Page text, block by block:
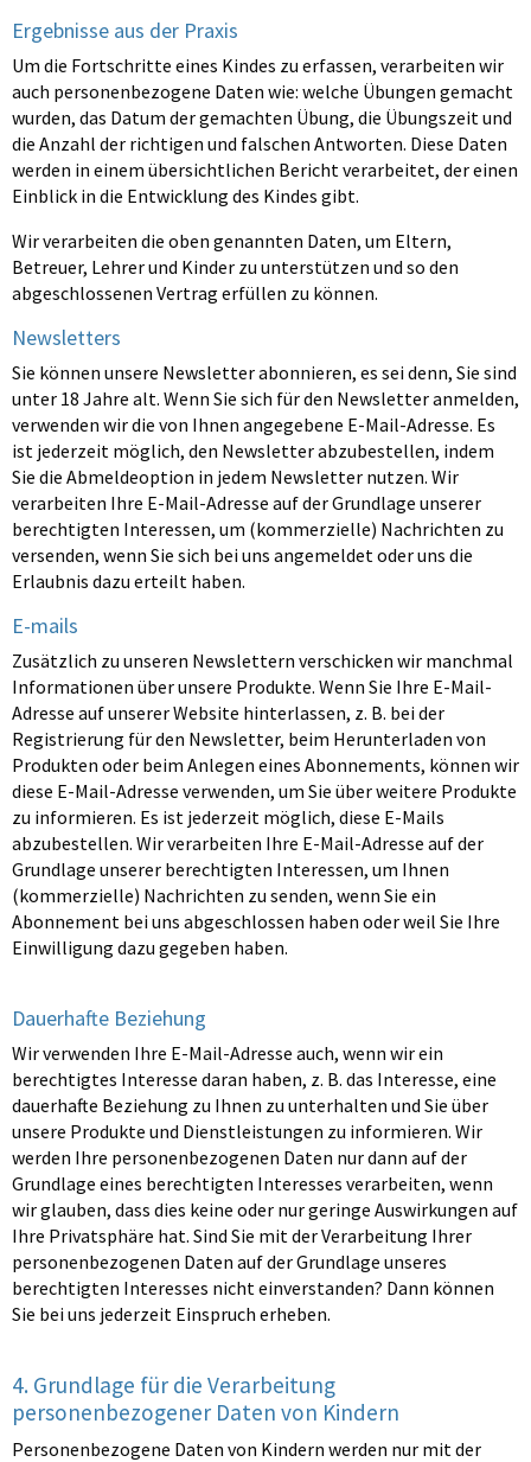
Ergebnisse aus der Praxis
Um die Fortschritte eines Kindes zu erfassen, verarbeiten wir
auch personenbezogene Daten wie: welche Übungen gemacht
wurden, das Datum der gemachten Übung, die Übungszeit und
die Anzahl der richtigen und falschen Antworten. Diese Daten
werden in einem übersichtlichen Bericht verarbeitet, der einen
Einblick in die Entwicklung des Kindes gibt.
Wir verarbeiten die oben genannten Daten, um Eltern,
Betreuer, Lehrer und Kinder zu unterstützen und so den
abgeschlossenen Vertrag erfüllen zu können.
Newsletters
Sie können unsere Newsletter abonnieren, es sei denn, Sie sind
unter 18 Jahre alt. Wenn Sie sich für den Newsletter anmelden,
verwenden wir die von Ihnen angegebene E-Mail-Adresse. Es
ist jederzeit möglich, den Newsletter abzubestellen, indem
Sie die Abmeldeoption in jedem Newsletter nutzen. Wir
verarbeiten Ihre E-Mail-Adresse auf der Grundlage unserer
berechtigten Interessen, um (kommerzielle) Nachrichten zu
versenden, wenn Sie sich bei uns angemeldet oder uns die
Erlaubnis dazu erteilt haben.
E-mails
Zusätzlich zu unseren Newslettern verschicken wir manchmal
Informationen über unsere Produkte. Wenn Sie Ihre E-Mail-
Adresse auf unserer Website hinterlassen, z. B. bei der
Registrierung für den Newsletter, beim Herunterladen von
Produkten oder beim Anlegen eines Abonnements, können wir
diese E-Mail-Adresse verwenden, um Sie über weitere Produkte
zu informieren. Es ist jederzeit möglich, diese E-Mails
abzubestellen. Wir verarbeiten Ihre E-Mail-Adresse auf der
Grundlage unserer berechtigten Interessen, um Ihnen
(kommerzielle) Nachrichten zu senden, wenn Sie ein
Abonnement bei uns abgeschlossen haben oder weil Sie Ihre
Einwilligung dazu gegeben haben.
Dauerhafte Beziehung
Wir verwenden Ihre E-Mail-Adresse auch, wenn wir ein
berechtigtes Interesse daran haben, z. B. das Interesse, eine
dauerhafte Beziehung zu Ihnen zu unterhalten und Sie über
unsere Produkte und Dienstleistungen zu informieren. Wir
werden Ihre personenbezogenen Daten nur dann auf der
Grundlage eines berechtigten Interesses verarbeiten, wenn
wir glauben, dass dies keine oder nur geringe Auswirkungen auf
Ihre Privatsphäre hat. Sind Sie mit der Verarbeitung Ihrer
personenbezogenen Daten auf der Grundlage unseres
berechtigten Interesses nicht einverstanden? Dann können
Sie bei uns jederzeit Einspruch erheben.
4. Grundlage für die Verarbeitung
personenbezogener Daten von Kindern
Personenbezogene Daten von Kindern werden nur mit der